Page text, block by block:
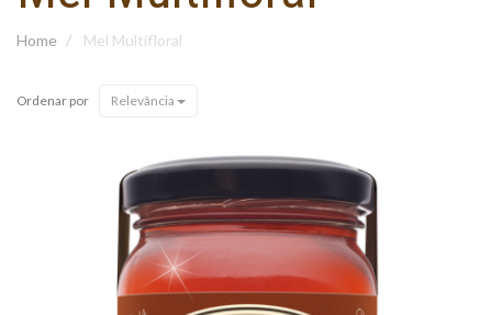
Home Mel Multifloral
Ordenar por Relevância